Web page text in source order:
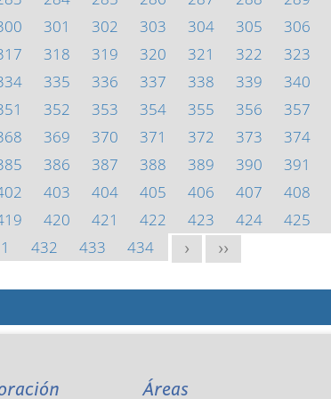
301 302 303 304 305 306
318 319 320 321 322 323
335 336 337 338 339 340
352 353 354 355 356 357
369 370 371 372 373 374
386 387 388 389 390 391
403 404 405 406 407 408
420 421 422 423 424 425
432 433 434 > >>
Áreas